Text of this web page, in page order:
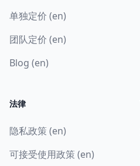
单独定价 (en)
团队定价 (en)
Blog (en)
法律
隐私政策 (en)
可接受使用政策 (en)